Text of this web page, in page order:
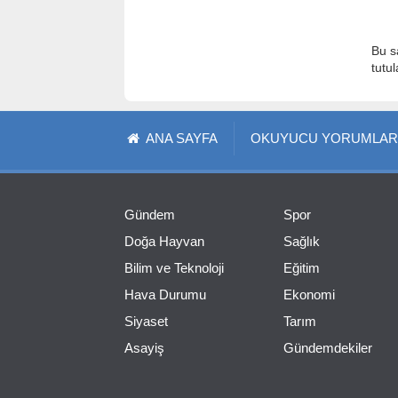
Bu
ANA SAYFA OKUYUCU
Gündem
Doğa Hayvan
Bilim ve Teknoloji
Hava Durumu
Siyaset
Asayiş
Spor
Sağlık
Eğitim
Ekonomi
Tarım
Gündemdekiler